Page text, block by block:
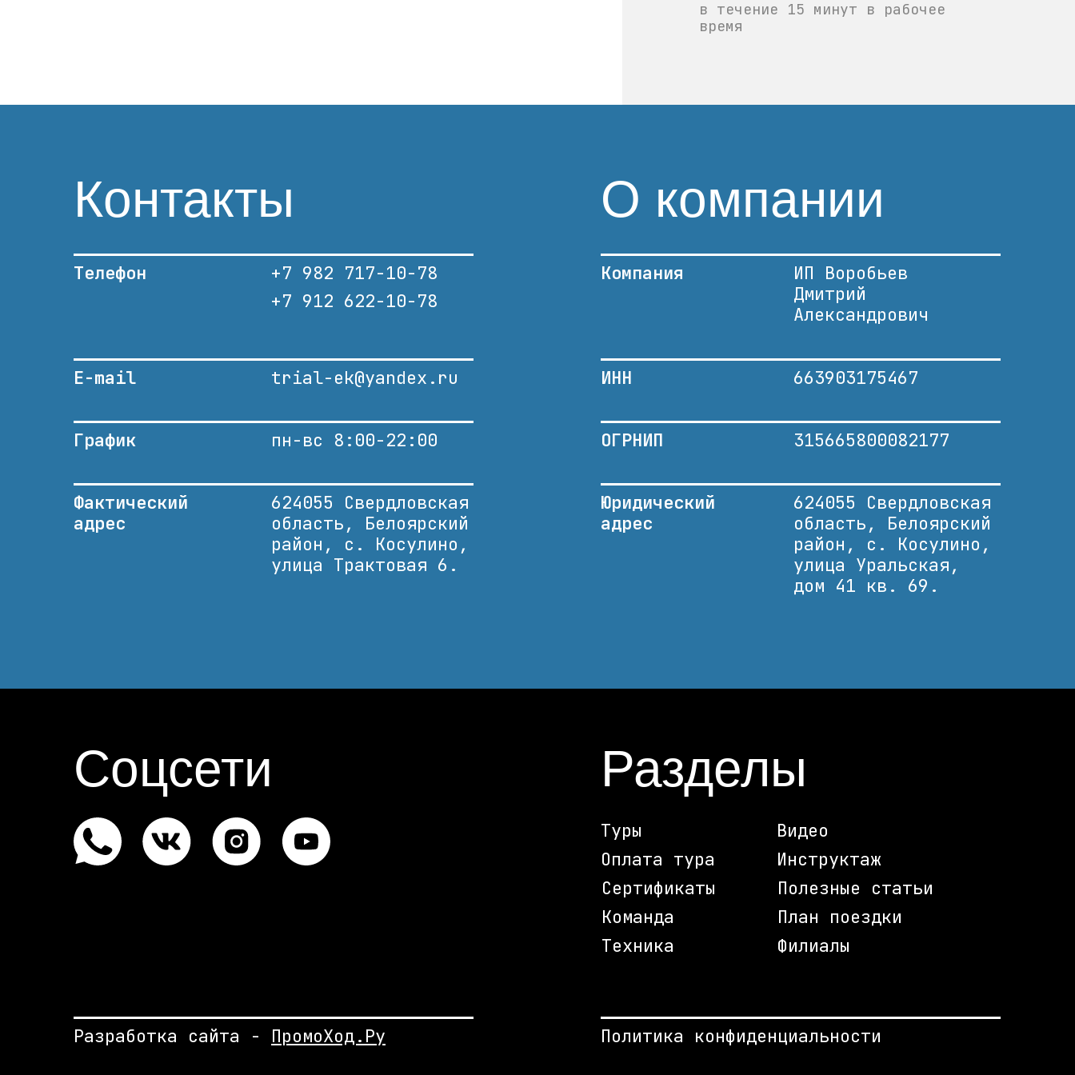
в течение 15 минут в рабочее
время
Контакты О компании
Телефон
+7 982 717-10-78
+7 912 622-10-78
E-mail trial-ek@yandex.ru
График пн-вс 8:00-22:00
Фактический
адрес
624055 Свердловская
область, Белоярский
район, с. Косулино,
улица Трактовая 6.
Юридический
адрес
624055 Свердловская
область, Белоярский
район, с. Косулино,
улица Уральская,
дом 41 кв. 69.
ОГРНИП 315665800082177
ИНН
Компания
663903175467
ИП Воробьев
Дмитрий
Александрович
Соцсети
Разработка сайта - ПромоХод.Ру
Разделы
Туры
Оплата тура
Сертификаты
Команда
Видео
Инструктаж
Полезные статьи
Техника
План поездки
Филиалы
Политика конфиденциальности